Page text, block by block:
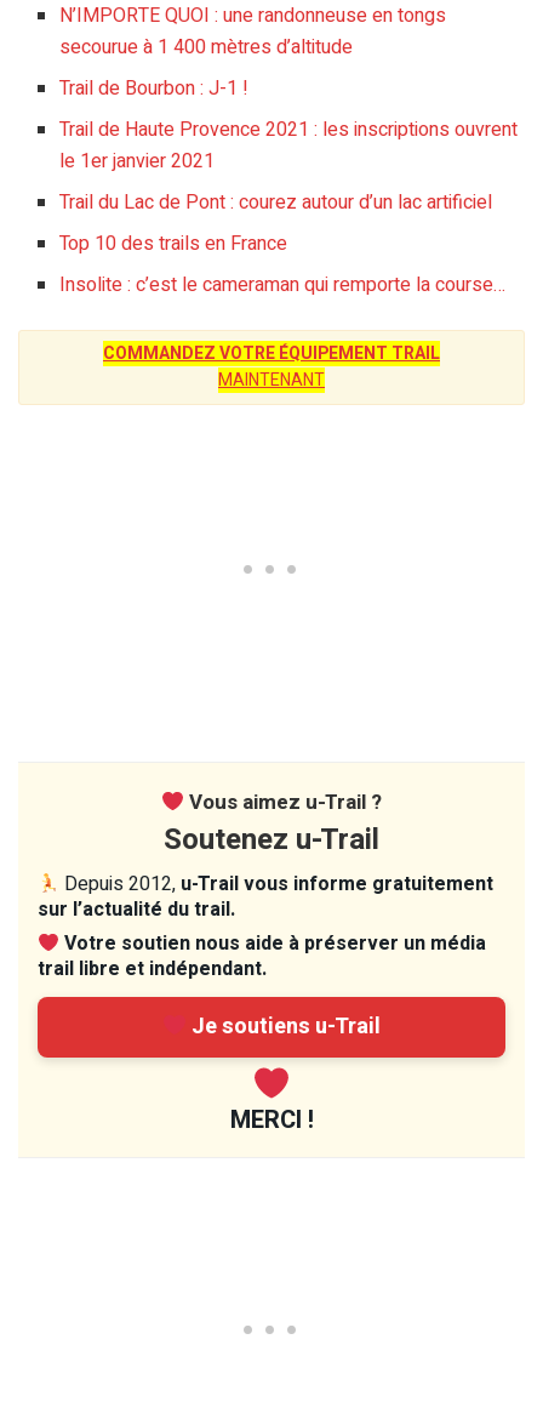
N’IMPORTE QUOI : une randonneuse en tongs
secourue à 1 400 mètres d’altitude
Trail de Bourbon : J-1 !
Trail de Haute Provence 2021 : les inscriptions ouvrent
le 1er janvier 2021
Trail du Lac de Pont : courez autour d’un lac artificiel
Top 10 des trails en France
Insolite : c’est le cameraman qui remporte la course…
COMMANDEZ VOTRE ÉQUIPEMENT TRAIL
MAINTENANT
Vous aimez u-Trail ?
Soutenez u-Trail
Depuis 2012, u-Trail vous informe gratuitement
sur l’actualité du trail.
Votre soutien nous aide à préserver un média
trail libre et indépendant.
Je soutiens u-Trail
MERCI !